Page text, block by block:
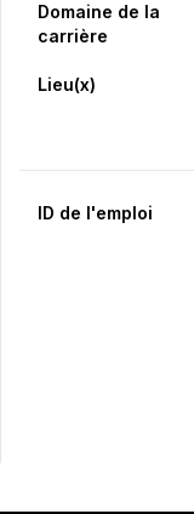
Domaine de la
carrière
Lieu(x)
ID de l'emploi